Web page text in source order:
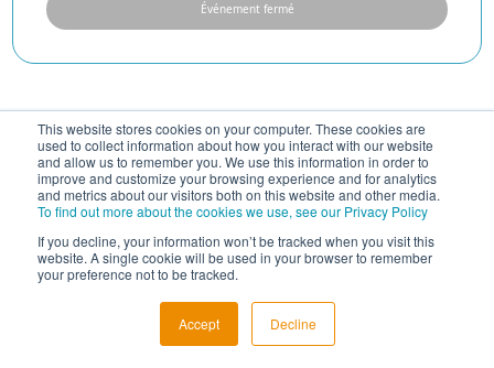
This website stores cookies on your computer. These cookies are
used to collect information about how you interact with our website
and allow us to remember you. We use this information in order to
improve and customize your browsing experience and for analytics
and metrics about our visitors both on this website and other media.
To find out more about the cookies we use, see our Privacy Policy
If you decline, your information won’t be tracked when you visit this
website. A single cookie will be used in your browser to remember
your preference not to be tracked.
Accept Decline
Événement fermé